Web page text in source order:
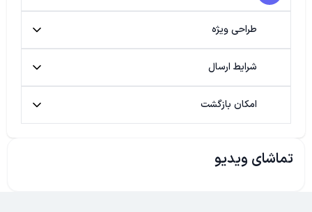
طراحی ویژه
شرایط ارسال
امکان بازگشت
تماشای ویدیو